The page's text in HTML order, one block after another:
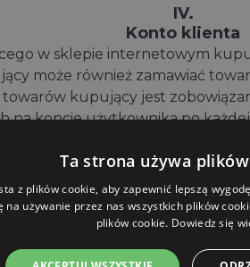
IV.
Konto klienta
w sklepie internetowym
może również zamawiać
kupujący jest
na koncie użytkownika po
prawidłowe.
nazwy użytkownika i
konta klienta.
na korzystanie z konta klienta.
jeżeli kupujący nie
Ta strona używa
z plików cookie, aby zapewnić lepszą
na używanie przez nas wszystkich plików
plików cookie. Dowiedz się